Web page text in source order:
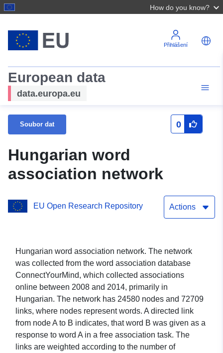
How do you know?
Přihlášení
European data
data.europa.eu
Soubor dat 0
Hungarian word
association network
EU Open Research Repository Actions
Hungarian word association network. The network
was collected from the word association database
ConnectYourMind, which collected associations
online between 2008 and 2014, primarily in
Hungarian. The network has 24580 nodes and 72709
links, where nodes represent words. A directed link
from node A to B indicates, that word B was given as a
response to word A in a free association task. The
links are weighted according to the number of